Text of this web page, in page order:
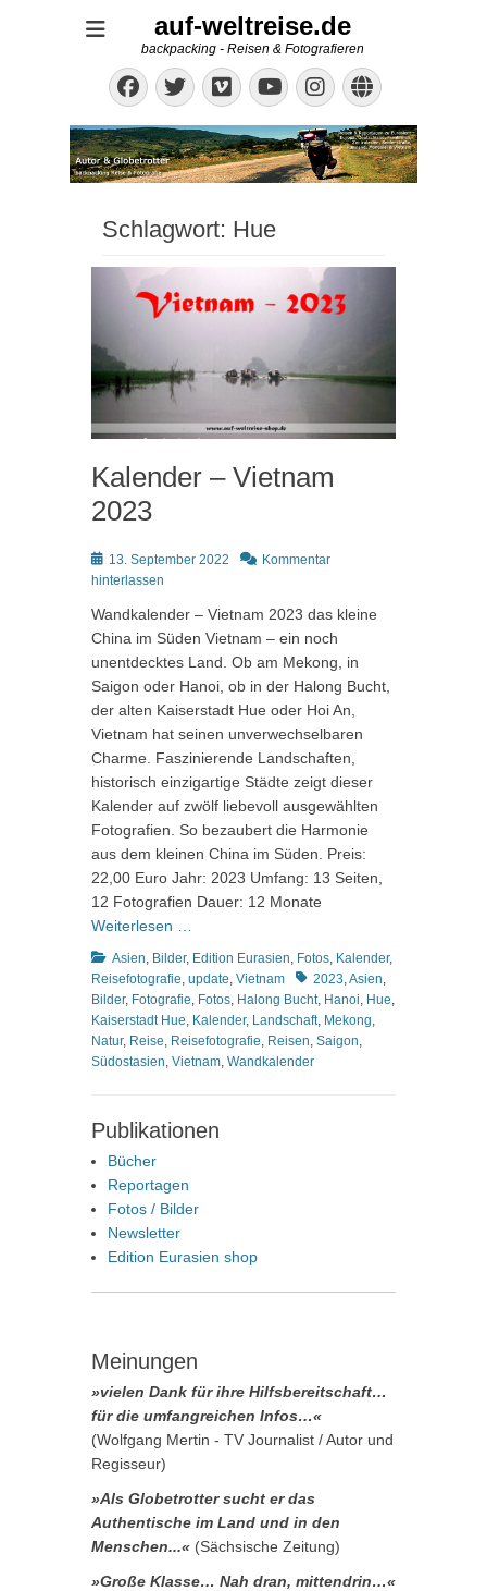
auf-weltreise.de
backpacking - Reisen & Fotografieren
Facebook
Twitter
Vimeo
YouTube
Instagram
Website
Schlagwort: Hue
Kalender – Vietnam
2023
Posted
on
13. September 2022
Kommentar
hinterlassen
Wandkalender – Vietnam 2023 das kleine
China im Süden Vietnam – ein noch
unentdecktes Land. Ob am Mekong, in
Saigon oder Hanoi, ob in der Halong Bucht,
der alten Kaiserstadt Hue oder Hoi An,
Vietnam hat seinen unverwechselbaren
Charme. Faszinierende Landschaften,
historisch einzigartige Städte zeigt dieser
Kalender auf zwölf liebevoll ausgewählten
Fotografien. So bezaubert die Harmonie
aus dem kleinen China im Süden. Preis:
22,00 Euro Jahr: 2023 Umfang: 13 Seiten,
12 Fotografien Dauer: 12 Monate
Weiterlesen …
Kategorien
Asien, Bilder, Edition Eurasien, Fotos, Kalender,
Reisefotografie, update, Vietnam Schlagworte
2023,Asien,
Bilder, Fotografie, Fotos, Halong Bucht, Hanoi, Hue,
Kaiserstadt Hue, Kalender, Landschaft, Mekong,
Natur, Reise, Reisefotografie, Reisen, Saigon,
Südostasien, Vietnam, Wandkalender
Publikationen
Bücher
Reportagen
Fotos / Bilder
Newsletter
Edition Eurasien shop
Meinungen
»vielen Dank für ihre Hilfsbereitschaft…
für die umfangreichen Infos…«
(Wolfgang Mertin - TV Journalist / Autor und
Regisseur)
»Als Globetrotter sucht er das
Authentische im Land und in den
Menschen...« (Sächsische Zeitung)
»Große Klasse… Nah dran, mittendrin…«